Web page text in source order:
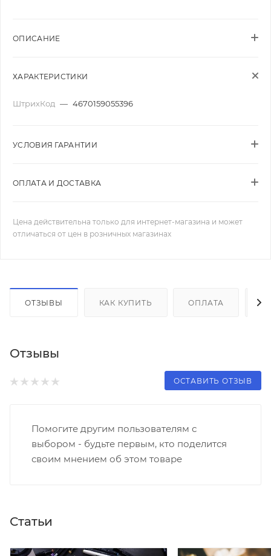
ОПИСАНИЕ
ХАРАКТЕРИСТИКИ
ШтрихКод — 4670159055396
УСЛОВИЯ ГАРАНТИИ
ОПЛАТА И ДОСТАВКА
Цена действительна только для интернет-магазина и может
отличаться от цен в розничных магазинах
ОТЗЫВЫ КАК КУПИТЬ ОПЛАТА
Отзывы
ОСТАВИТЬ ОТЗЫВ
Помогите другим пользователям с
выбором - будьте первым, кто поделится
своим мнением об этом товаре
Статьи